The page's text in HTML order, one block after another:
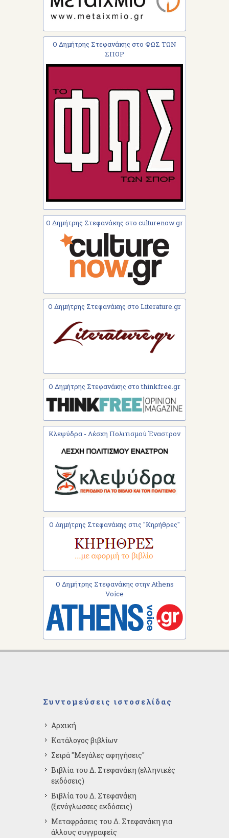
Ο Δημήτρης Στεφανάκης στο ΦΩΣ ΤΩΝ
ΣΠΟΡ
Ο Δημήτρης Στεφανάκης στο culturenow.gr
Ο Δημήτρης Στεφανάκης στο Literature.gr
Ο Δημήτρης Στεφανάκης στο thinkfree.gr
Κλεψύδρα - Λέσχη Πολιτισμού Έναστρον
Ο Δημήτρης Στεφανάκης στις "Κηρήθρες"
Ο Δημήτρης Στεφανάκης στην Athens
Voice
Συντομεύσεις ιστοσελίδας
Αρχική
Κατάλογος βιβλίων
Σειρά "Μεγάλες αφηγήσεις"
Βιβλία του Δ. Στεφανάκη (ελληνικές
εκδόσεις)
Βιβλία του Δ. Στεφανάκη
(ξενόγλωσσες εκδόσεις)
Μεταφράσεις του Δ. Στεφανάκη για
άλλους συγγραφείς